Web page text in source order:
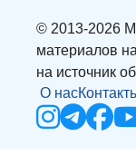
© 2013-2026
материалов
на источник
О нас